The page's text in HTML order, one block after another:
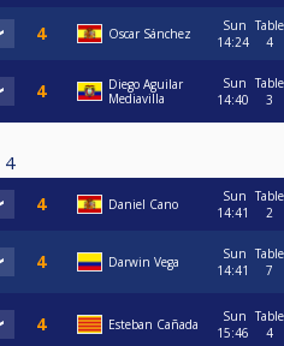
Oscar Sánchez
Sun
14:24
Table
4
Diego Aguilar
Mediavilla
Sun
14:40
Table
3
4
Daniel Cano
Sun
14:41
Table
2
Darwin Vega
Sun
14:41
Table
7
Esteban Cañada
Sun
15:46
Table
4